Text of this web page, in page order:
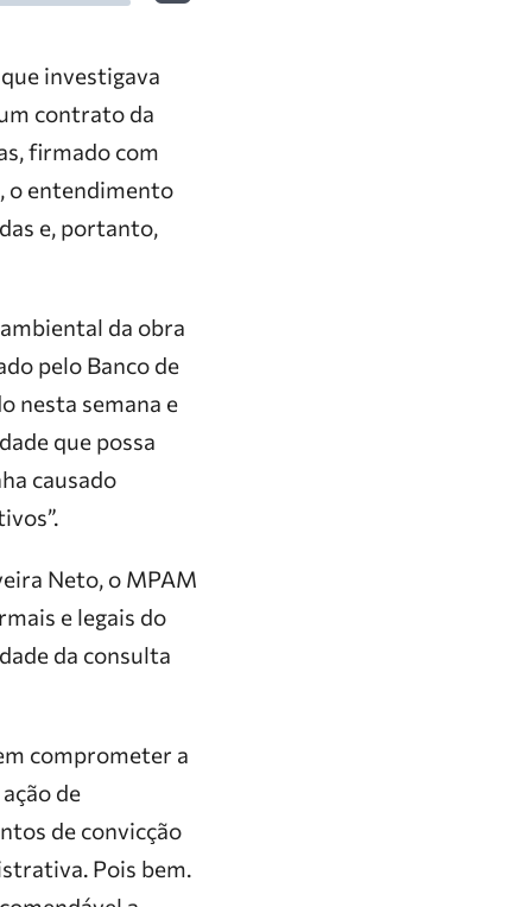
investigava
contrato da
firmado com
o entendimento
e, portanto,
da obra
pelo Banco de
nesta semana e
que possa
causado
Neto, o MPAM
e legais do
da consulta
comprometer a
de
de convicção
Pois bem.